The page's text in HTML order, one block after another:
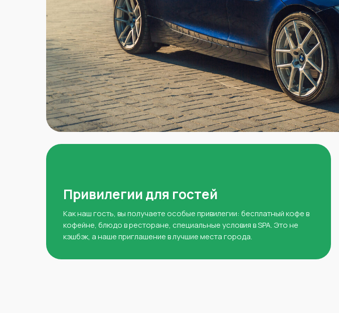
Привилегии для гостей
Как наш гость, вы получаете особые привилегии: бесплатный кофе в
кофейне, блюдо в ресторане, специальные условия в SPA. Это не
кэшбэк, а наше приглашение в лучшие места города.